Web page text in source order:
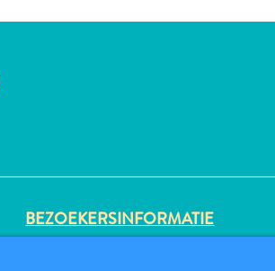
BEZOEKERSINFORMATIE